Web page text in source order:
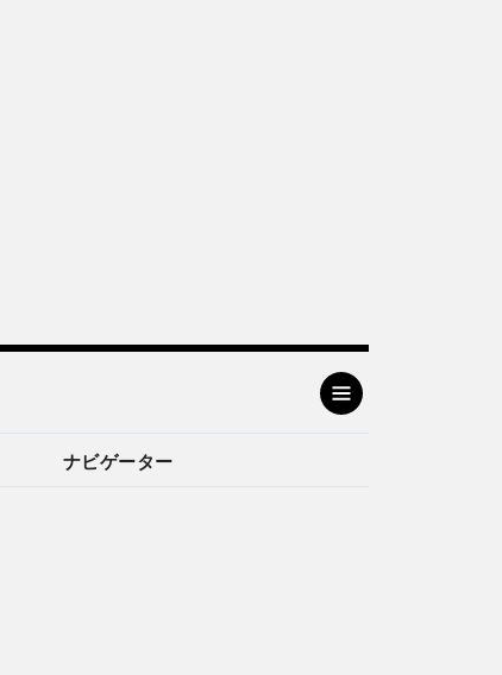
ナビゲーター